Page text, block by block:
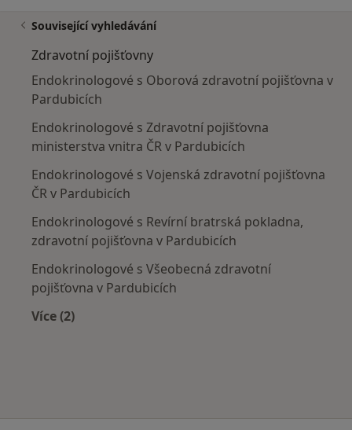
Související vyhledávání
Zdravotní pojišťovny
Endokrinologové s Oborová zdravotní pojišťovna v
Pardubicích
Endokrinologové s Zdravotní pojišťovna
ministerstva vnitra ČR v Pardubicích
Endokrinologové s Vojenská zdravotní pojišťovna
ČR v Pardubicích
Endokrinologové s Revírní bratrská pokladna,
zdravotní pojišťovna v Pardubicích
Endokrinologové s Všeobecná zdravotní
pojišťovna v Pardubicích
Více (2)